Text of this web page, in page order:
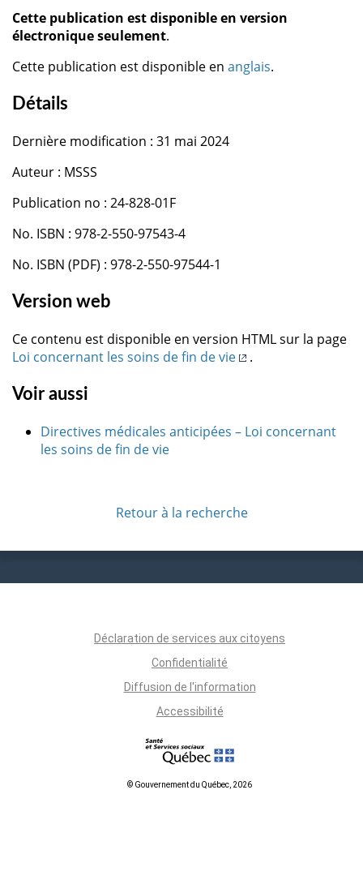
Cette publication est disponible en version
électronique seulement.
Cette publication est disponible en anglais.
Détails
Dernière modification : 31 mai 2024
Auteur : MSSS
Publication no : 24-828-01F
No. ISBN : 978-2-550-97543-4
No. ISBN (PDF) : 978-2-550-97544-1
Version web
Ce contenu est disponible en version HTML sur la page
Loi concernant les soins de fin de vie
.
Voir aussi
Directives médicales anticipées – Loi concernant
les soins de fin de vie
Retour à la recherche
Déclaration de services aux citoyens
Confidentialité
Diffusion de l'information
Accessibilité
© Gouvernement du Québec, 2026